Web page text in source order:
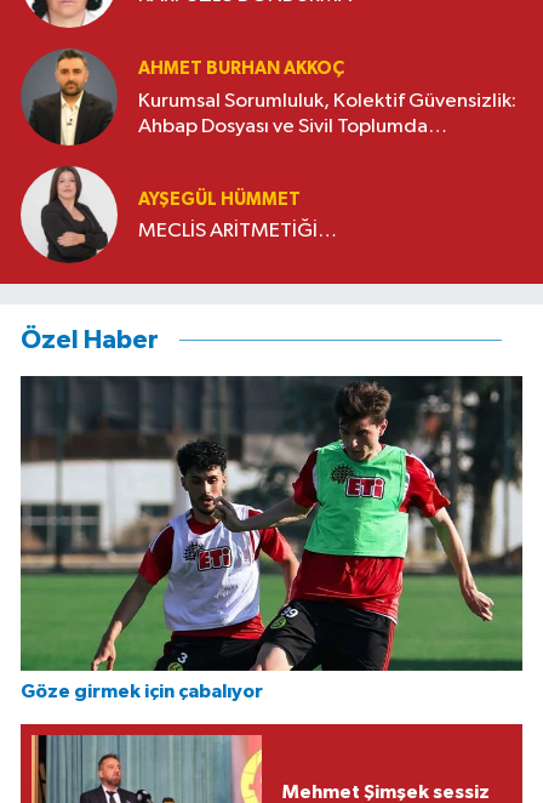
AHMET BURHAN AKKOÇ
Kurumsal Sorumluluk, Kolektif Güvensizlik:
Ahbap Dosyası ve Sivil Toplumda
AYŞEGÜL HÜMMET
MECLİS ARİTMETİĞİ…
Özel Haber
Göze girmek için çabalıyor
Mehmet Şimşek sessiz